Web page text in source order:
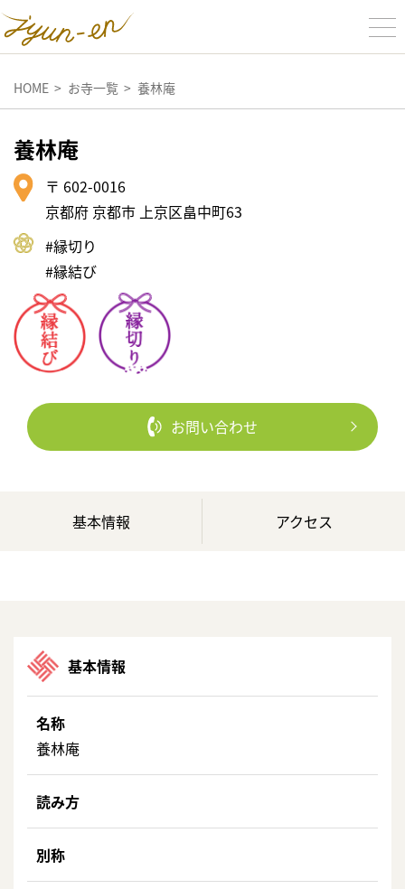
HOME お寺一覧 養林庵
養林庵
〒 602-0016
京都府 京都市 上京区畠中町63
#縁切り
#縁結び
お問い合わせ
基本情報 アクセス
基本情報
名称
養林庵
読み方
別称